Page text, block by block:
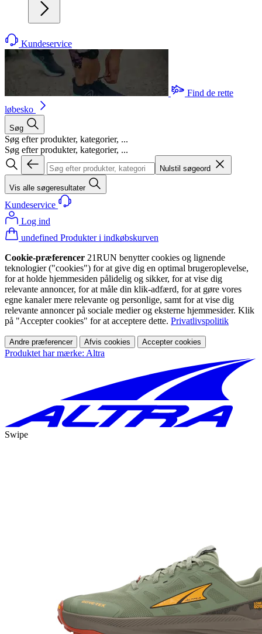
Kundeservice
Find de rette
løbesko
Søg
Søg efter produkter, kategorier, ...
Søg efter produkter, kategorier, ...
Nulstil søgeord
Vis alle søgeresultater
Kundeservice
Log ind
undefined Produkter i indkøbskurven
Cookie-præferencer 21RUN benytter cookies og lignende
teknologier ("cookies") for at give dig en optimal brugeroplevelse,
for at holde hjemmesiden pålidelig og sikker, for at vise dig
relevante annoncer, for at måle din klik-adfærd, for at gøre vores
egne kanaler mere relevante og personlige, samt for at vise dig
relevante annoncer på sociale medier og eksterne hjemmesider. Klik
på "Accepter cookies" for at acceptere dette. Privatlivspolitik
Andre præferencer Afvis cookies Accepter cookies
Produktet har mærke: Altra
Swipe